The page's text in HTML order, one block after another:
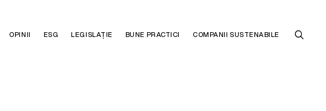
OPINII ESG LEGISLAȚIE BUNE PRACTICI COMPANII SUSTENABILE